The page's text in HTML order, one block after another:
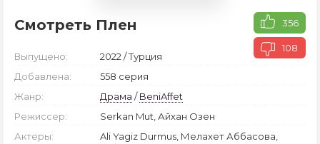
Смотреть Плен 356
108
Выпущено:
2022 / Турция
Добавлена:
558 серия
Жанр:
Драма /BeniAffet
Режиссер:
Serkan Mut, Айхан Озен
Актеры:
Ali Yagiz Durmus, Мелахет Аббасова,